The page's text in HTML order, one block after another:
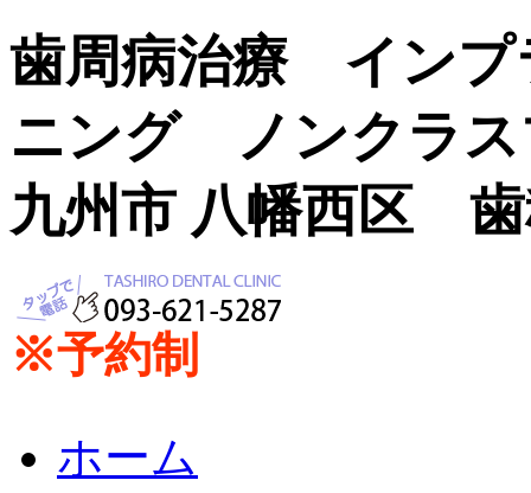
歯周病治療 イン
ニング ノンクラ
九州市 八幡西区
※予約制
ホーム